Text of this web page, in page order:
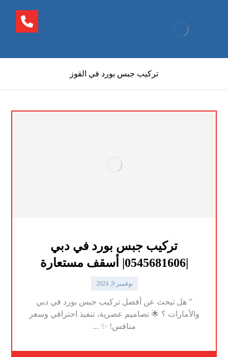
تركيب جبس بورد في القوز
تركيب جبس بورد في دبي
|0545681606| أسقف مستعارة
نوفمبر 9, 2024
” هل تبحث عن أفضل تركيب جبس بورد في دبي
والأمارات ؟ 🌟 تصاميم عصرية، تنفيذ احترافي وسعر
منافس! ✨ ...